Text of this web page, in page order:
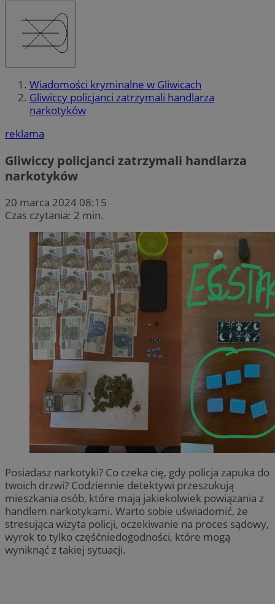
Wiadomości kryminalne w Gliwicach
Gliwiccy policjanci zatrzymali handlarza
narkotyków
reklama
Gliwiccy policjanci zatrzymali handlarza
narkotyków
20 marca 2024 08:15
Czas czytania: 2 min.
Posiadasz narkotyki? Co czeka cię, gdy policja zapuka do
twoich drzwi? Codziennie detektywi przeszukują
mieszkania osób, które mają jakiekolwiek powiązania z
handlem narkotykami. Warto sobie uświadomić, że
stresująca wizyta policji, oczekiwanie na proces sądowy,
wyrok to tylko częśćniedogodności, które mogą
wyniknąć z takiej sytuacji.